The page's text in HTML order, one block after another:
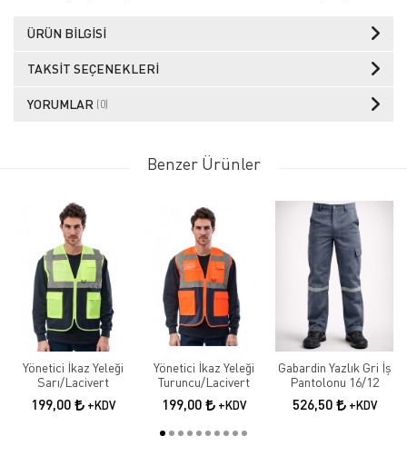
ÜRÜN BILGISI
TAKSIT SEÇENEKLERI
YORUMLAR (0)
Benzer Ürünler
Yönetici İkaz Yeleği
Sarı/Lacivert
199,00 +KDV
Yönetici İkaz Yeleği
Turuncu/Lacivert
199,00 +KDV
Gabardin Yazlık Gri İş
Pantolonu 16/12
526,50 +KDV